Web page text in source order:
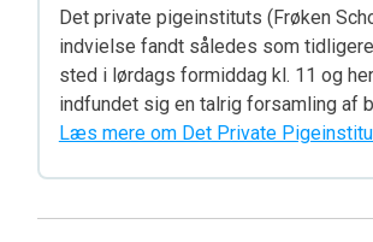
Det private pigeinstituts (Frøken
indvielse fandt således som
sted i lørdags formiddag kl. 11 og
indfundet sig en talrig forsamling af
Læs mere om Det Private